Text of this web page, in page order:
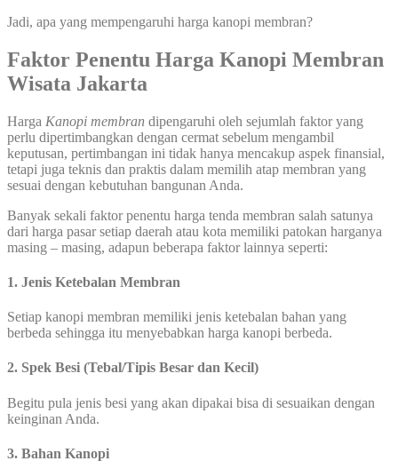
Jadi, apa yang mempengaruhi harga kanopi membran?
Faktor Penentu Harga Kanopi Membran
Wisata Jakarta
Harga Kanopi membran dipengaruhi oleh sejumlah faktor yang
perlu dipertimbangkan dengan cermat sebelum mengambil
keputusan, pertimbangan ini tidak hanya mencakup aspek finansial,
tetapi juga teknis dan praktis dalam memilih atap membran yang
sesuai dengan kebutuhan bangunan Anda.
Banyak sekali faktor penentu harga tenda membran salah satunya
dari harga pasar setiap daerah atau kota memiliki patokan harganya
masing – masing, adapun beberapa faktor lainnya seperti:
1. Jenis Ketebalan Membran
Setiap kanopi membran memiliki jenis ketebalan bahan yang
berbeda sehingga itu menyebabkan harga kanopi berbeda.
2. Spek Besi (Tebal/Tipis Besar dan Kecil)
Begitu pula jenis besi yang akan dipakai bisa di sesuaikan dengan
keinginan Anda.
3. Bahan Kanopi